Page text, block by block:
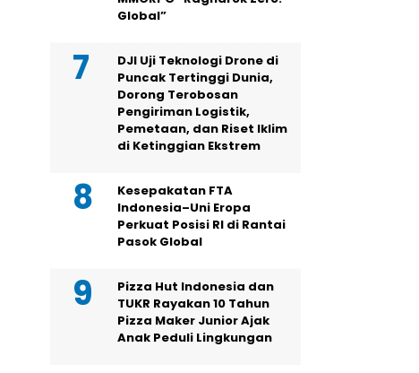
Global”
DJI Uji Teknologi Drone di
Puncak Tertinggi Dunia,
Dorong Terobosan
Pengiriman Logistik,
Pemetaan, dan Riset Iklim
di Ketinggian Ekstrem
Kesepakatan FTA
Indonesia–Uni Eropa
Perkuat Posisi RI di Rantai
Pasok Global
Pizza Hut Indonesia dan
TUKR Rayakan 10 Tahun
Pizza Maker Junior Ajak
Anak Peduli Lingkungan